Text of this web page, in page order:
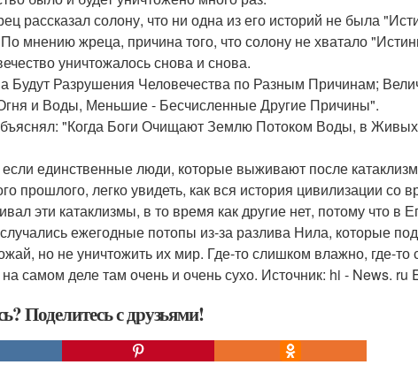
рассказал солону, что ни одна из его историй не была
мнению жреца, причина того, что солону не хватало
уничтожалось снова и снова.
Будут Разрушения Человечества по Разным Причинам;
и Воды, Меньшие - Бесчисленные Другие Причины".
"Когда Боги Очищают Землю Потоком Воды, в
единственные люди, которые выживают после
прошлого, легко увидеть, как вся история цивилизации со
эти катаклизмы, в то время как другие нет, потому что
ежегодные потопы из-за разлива Нила, которые
но не уничтожить их мир. Где-то слишком влажно, где-то
самом деле там очень и очень сухо. Источник: hi - News. ru
Поделитесь с друзьями!